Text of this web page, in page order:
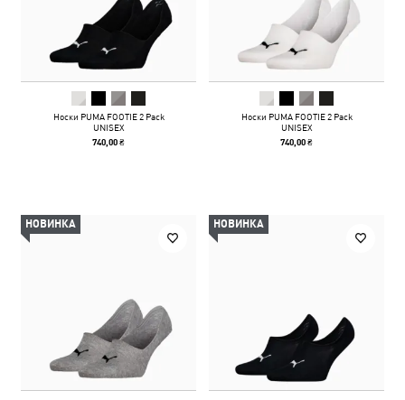
Носки PUMA FOOTIE 2 Pack
UNISEX
740,00 ₴
Носки PUMA FOOTIE 2 Pack
UNISEX
740,00 ₴
НОВИНКА НОВИНКА